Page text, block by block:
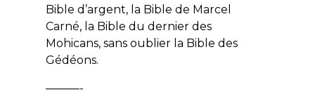
Bible d’argent, la Bible de Marcel
Carné, la Bible du dernier des
Mohicans, sans oublier la Bible des
Gédéons.
———-